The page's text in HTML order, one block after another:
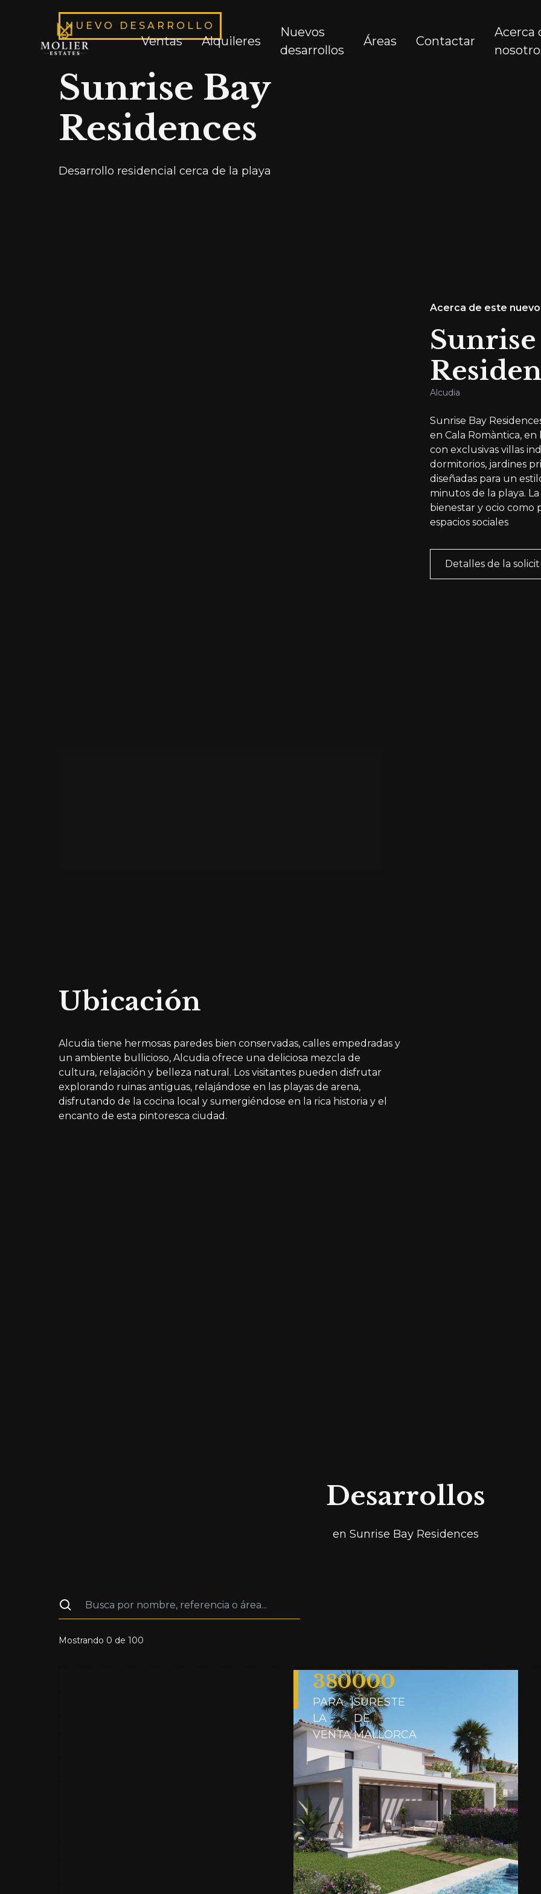
Ventas Alquileres
Nuevos
desarrollos
Áreas Contactar
Acerca
NUEVO DESARROLLO
Sunrise Bay
Residences
Desarrollo residencial cerca de la playa
Acerca de este
Alcudia
Sunrise Bay
en Cala Romàntica,
con exclusivas villas
dormitorios, jardines
diseñadas para un
minutos de la playa.
bienestar y ocio como
espacios sociales
Detalles de la
Ubicación
Alcudia tiene hermosas paredes bien conservadas, calles empedradas y
un ambiente bullicioso, Alcudia ofrece una deliciosa mezcla de
cultura, relajación y belleza natural. Los visitantes pueden disfrutar
explorando ruinas antiguas, relajándose en las playas de arena,
disfrutando de la cocina local y sumergiéndose en la rica historia y el
encanto de esta pintoresca ciudad.
Desarrollos
en Sunrise Bay Residences
Mostrando 0 de100
PARA
LA
VENTA
|SURESTE
DE
MALLORCA
380000